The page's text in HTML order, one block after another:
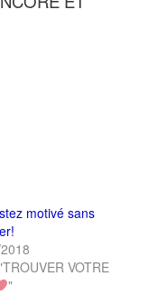
motivé sans
VOTRE
"